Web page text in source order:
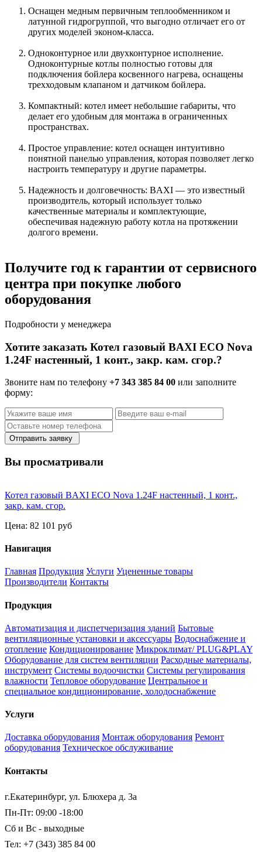
Оснащен медным первичным теплообменником и
латунной гидрогруппой, что выгодно отличает его от
других моделей эконом-класса.
Одноконтурное или двухконтурное исполнение.
Одноконтурные котлы полностью готовы для
подключения бойлера косвенного нагрева, оснащены
трехходовым клапаном и датчиком бойлера.
Компактный: котел имеет небольшие габариты, что
делает его удобным для монтажа в ограниченных
пространствах.
Простое управление: котел оснащен интуитивно
понятной панелью управления, которая позволяет легко
настроить температуру и другие параметры.
Надежность и долговечность: BAXI — это известный
производитель, который использует только
качественные материалы и комплектующие,
обеспечивая надежную работу котла на протяжении
долгого времени.
Получите год к гарантии от сервисного
центра при покупке любого
оборудования
Подробности у менеджера
Хотите заказать Котел газовый BAXI ECO Nova
1.24F настенный, 1 конт., закр. кам. сгор.?
Звоните нам по телефону +7 343 385 84 00 или заполните
форму:
Отправить заявку
Вы просматривали
Котел газовый BAXI ECO Nova 1.24F настенный, 1 конт.,
закр. кам. сгор.
Цена: 82 101 руб
Навигация
Главная Продукция Услуги Уцененные товары
Производители Контакты
Продукция
Автоматизация и диспетчеризация зданий Бытовые
вентиляционные установки и аксессуары Водоснабжение и
отопление Кондиционирование Микроклимат/ PLUG&PLAY
Оборудование для систем вентиляции Расходные материалы,
инструмент Системы водоочистки Системы регулирования
влажности Тепловое оборудование Центральное и
специальное кондиционирование, холодоснабжение
Услуги
Доставка оборудования Монтаж оборудования Ремонт
оборудования Техническое обслуживание
Контакты
г.Екатеринбург, ул. Блюхера д. 3а
Пн-Пт: 09:00 -18:00
Сб и Вс - выходные
Тел: +7 (343) 385 84 00